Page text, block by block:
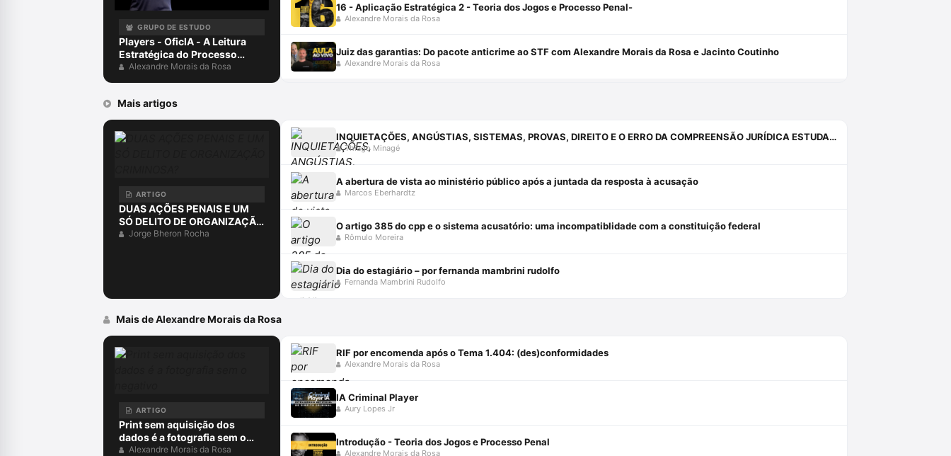
GRUPO DE ESTUDO
Players - OficIA - A Leitura
Estratégica do Processo
Penal com Alexandre Morais
Alexandre Morais da Rosa
16 - Aplicação Estratégica 2 - Teoria dos Jogos e Processo Penal-
Alexandre Morais da Rosa
Juiz das garantias: Do pacote anticrime ao STF com Alexandre Morais da Rosa e Jacinto Coutinho
Alexandre Morais da Rosa
Mais artigos
ARTIGO
DUAS AÇÕES PENAIS E UM
SÓ DELITO DE ORGANIZAÇÃO
CRIMINOSA?
Jorge Bheron Rocha
INQUIETAÇÕES, ANGÚSTIAS, SISTEMAS, PROVAS, DIREITO E O ERRO DA COMPREENSÃO JURÍDICA ESTUDANDO APENAS O DIREITO.
Thiago Minagé
A abertura de vista ao ministério público após a juntada da resposta à acusação
Marcos Eberhardtz
O artigo 385 do cpp e o sistema acusatório: uma incompatiblidade com a constituição federal
Rômulo Moreira
Dia do estagiário – por fernanda mambrini rudolfo
Fernanda Mambrini Rudolfo
Mais de Alexandre Morais da Rosa
ARTIGO
Print sem aquisição dos
dados é a fotografia sem o
negativo
Alexandre Morais da Rosa
RIF por encomenda após o Tema 1.404: (des)conformidades
Alexandre Morais da Rosa
IA Criminal Player
Aury Lopes Jr
Introdução - Teoria dos Jogos e Processo Penal
Alexandre Morais da Rosa